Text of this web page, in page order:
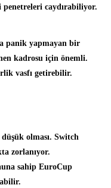
penetreleri caydırabiliyor.
panik yapmayan bir
kadrosu için önemli.
vasfı getirebilir.
olması. Switch
zorlanıyor.
sahip EuroCup